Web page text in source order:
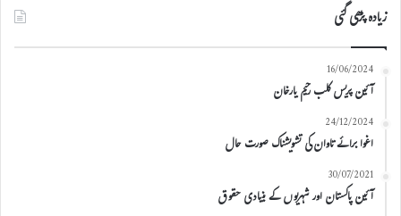
زیادہ پڑھی گئی
16/06/2024
آئین پریس کلب رحیم یارخان
24/12/2024
اغوا برائے تاوان کی تشویشناک صورت حال
30/07/2021
آئین پاکستان اور شہریوں کے بنیادی حقوق